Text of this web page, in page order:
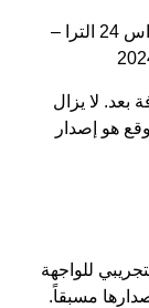
سعر ومواصفات سامسونج جالكسي اس 24 الترا –
بعد. لا يزال
هو إصدار
للواجهة
مسبقاً.